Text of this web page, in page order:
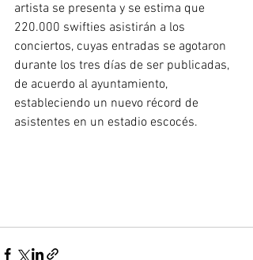
artista se presenta y se estima que
220.000 swifties asistirán a los
conciertos, cuyas entradas se agotaron
durante los tres días de ser publicadas,
de acuerdo al ayuntamiento,
estableciendo un nuevo récord de
asistentes en un estadio escocés.